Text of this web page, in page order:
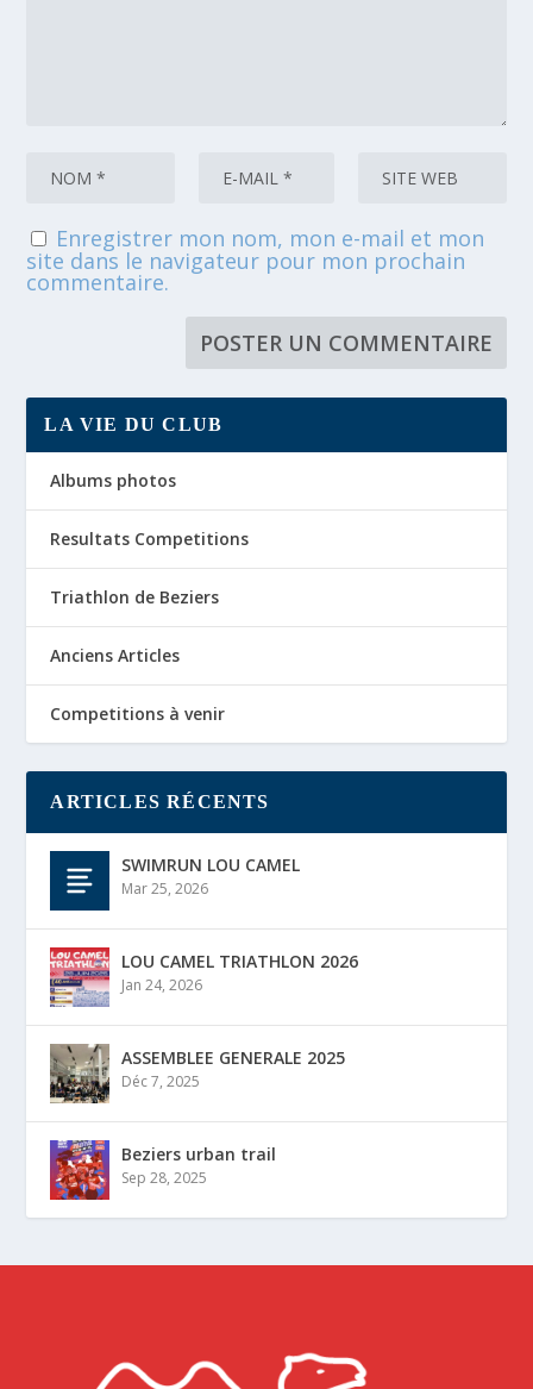
Enregistrer mon nom, mon e-mail et mon
site dans le navigateur pour mon prochain
commentaire.
LA VIE DU CLUB
Albums photos
Resultats Competitions
Triathlon de Beziers
Anciens Articles
Competitions à venir
ARTICLES RÉCENTS
SWIMRUN LOU CAMEL
Mar 25, 2026
LOU CAMEL TRIATHLON 2026
Jan 24, 2026
ASSEMBLEE GENERALE 2025
Déc 7, 2025
Beziers urban trail
Sep 28, 2025